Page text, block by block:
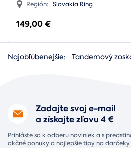
Región: Slovakia Ring
149,00 €
Najobľúbenejšie: Tandemový
Zadajte svoj e-mail
a získajte zľavu 4 €
Prihláste sa k odberu noviniek a s
akčné ponuky a najlepšie tipy na darčeky.